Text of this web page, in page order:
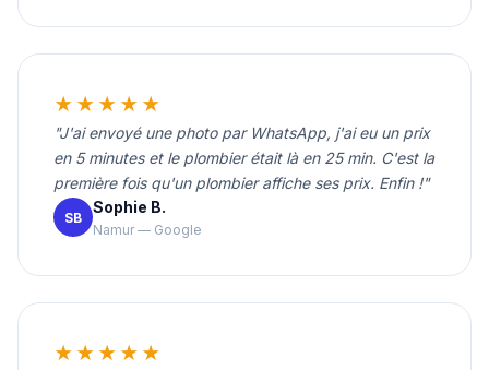
★★★★★
"J'ai envoyé une photo par WhatsApp, j'ai eu un prix
en 5 minutes et le plombier était là en 25 min. C'est la
première fois qu'un plombier affiche ses prix. Enfin !"
SB
Sophie B.
Namur — Google
★★★★★